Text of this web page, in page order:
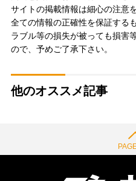
サイトの掲載情報は細心の注意
全ての情報の正確性を保証する
ラブル等の損失が被っても損害
ので、予めご了承下さい。
他のオススメ記事